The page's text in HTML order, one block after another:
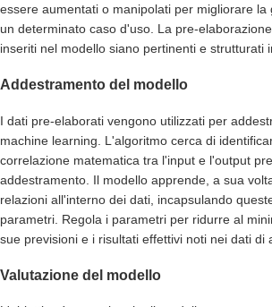
essere aumentati o manipolati per migliorare la
un determinato caso d'uso. La pre-
inseriti nel modello siano pertinenti e strutturati
Addestramento del modello
I dati pre-elaborati vengono utilizzati per
machine learning. L'algoritmo cerca di
correlazione matematica tra l'input e l'output
addestramento. Il modello apprende, a sua
relazioni all'interno dei dati, incapsulando
parametri. Regola i parametri per ridurre al
sue previsioni e i risultati effettivi noti nei dati di
Valutazione del modello